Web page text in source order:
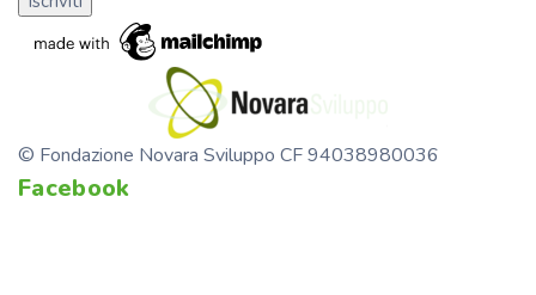
© Fondazione Novara Sviluppo CF 94038980036
Facebook